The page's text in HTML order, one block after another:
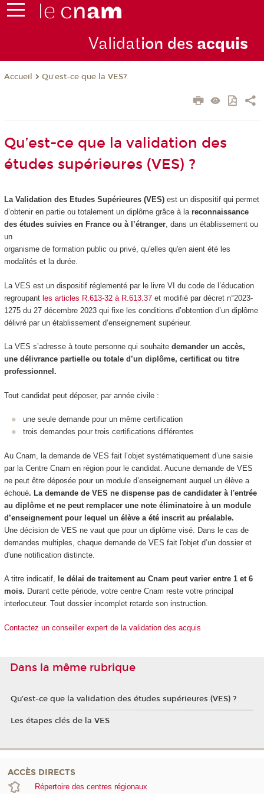
Validation des acquis
Accueil Qu'est-ce que la VES?
Qu’est-ce que la validation des
études supérieures (VES) ?
La Validation des Etudes Supérieures (VES)est un dispositif qui permet
d’obtenir en partie ou totalement un diplôme grâce à la reconnaissance
des études suivies en France ou à l’étranger, dans un établissement ou
un
organisme de formation public ou privé, qu'elles qu'en aient été les
modalités et la durée.
La VES est un dispositif réglementé par le livre VI du code de l’éducation
regroupant les articles R.613-32 à R.613.37et modifié par décret n°2023-
1275 du 27 décembre 2023 qui fixe les conditions d’obtention d’un diplôme
délivré par un établissement d’enseignement supérieur.
La VES s’adresse à toute personne qui souhaite demander un accès,
une délivrance partielle ou totale d’un diplôme, certificat ou titre
professionnel.
Tout candidat peut déposer, par année civile :
une seule demande pour un même certification
trois demandes pour trois certifications différentes
Au Cnam, la demande de VES fait l’objet systématiquement d’une saisie
par la Centre Cnam en région pour le candidat. Aucune demande de VES
ne peut être déposée pour un module d’enseignement auquel un élève a
échoué. La demande de VES ne dispense pas de candidater à l'entrée
au diplôme etne peut remplacer une note éliminatoire à un module
d’enseignement pour lequel un élève a été inscrit au préalable.
Une décision de VES ne vaut que pour un diplôme visé. Dans le cas de
demandes multiples, chaque demande de VES fait l'objet d’un dossier et
d'une notification distincte.
A titre indicatif, le délai de traitement au Cnam peut varier entre 1 et 6
mois. Durant cette période, votre centre Cnam reste votre principal
interlocuteur. Tout dossier incomplet retarde son instruction.
Contactez un conseiller expert de la validation des acquis
Dans la même rubrique
Qu’est-ce que la validation des études supérieures (VES) ?
Les étapes clés de la VES
ACCÈS DIRECTS
Répertoire des centres régionaux